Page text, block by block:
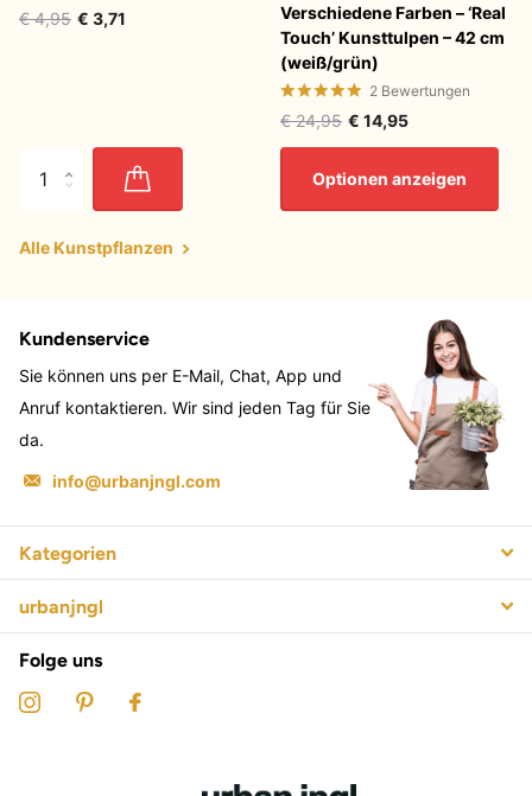
€ 4,95 € 3,71
Verschiedene Farben – ‘Real
Touch’ Kunsttulpen – 42 cm
(weiß/grün)
2 Bewertungen
€ 24,95 € 14,95
Optionen anzeigen
Alle Kunstpflanzen
Kundenservice
Sie können uns per E-Mail, Chat, App und
Anruf kontaktieren. Wir sind jeden Tag für Sie
da.
info@urbanjngl.com
Kategorien
urbanjngl
Folge uns